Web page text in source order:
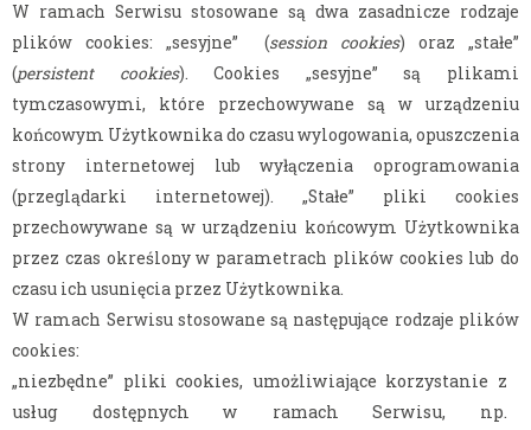
W ramach Serwisu stosowane są dwa zasadnicze rodzaje
plików cookies: „sesyjne” (session cookies) oraz „stałe”
(persistent cookies). Cookies „sesyjne” są plikami
tymczasowymi, które przechowywane są w urządzeniu
końcowym Użytkownika do czasu wylogowania, opuszczenia
strony internetowej lub wyłączenia oprogramowania
(przeglądarki internetowej). „Stałe” pliki cookies
przechowywane są w urządzeniu końcowym Użytkownika
przez czas określony w parametrach plików cookies lub do
czasu ich usunięcia przez Użytkownika.
W ramach Serwisu stosowane są następujące rodzaje plików
cookies:
„niezbędne” pliki cookies, umożliwiające korzystanie z
usług dostępnych w ramach Serwisu, np.